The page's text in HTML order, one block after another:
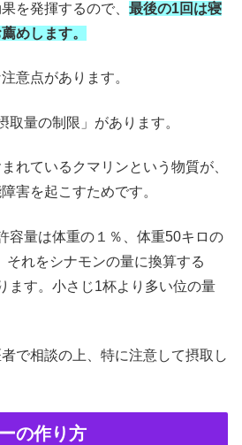
を発揮するので、 最後の1回は寝
めします。
意点があります。
取量の制限」があります。
れているクマリンという物質が、
害を起こすためです。
容量は体重の１％、体重50キロの
それをシナモンの量に換算する
ます。小さじ1杯より多い位の量
で相談の上、特に注意して摂取し
の作り方